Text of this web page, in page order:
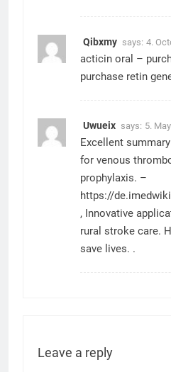
Qibxmy says: 4.
acticin oral –
purchase retin
Uwueix says: 5.
Excellent
for venous
prophylaxis. –
https://
, Innovative
rural stroke care.
save lives. .
Leave a reply